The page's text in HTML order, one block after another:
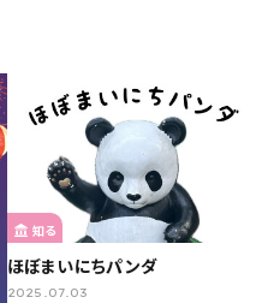
知る
ほぼまいにちパンダ
2025.07.03